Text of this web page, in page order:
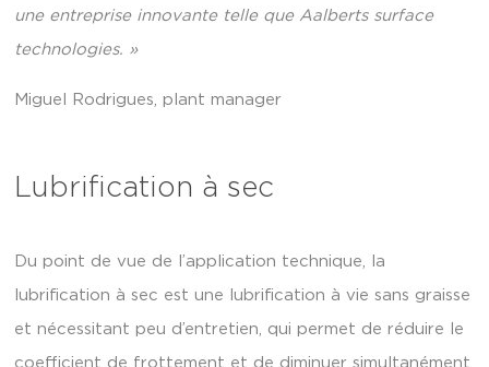
une entreprise innovante telle que Aalberts surface
technologies. »
Miguel Rodrigues, plant manager
Lubrification à sec
Du point de vue de l’application technique, la
lubrification à sec est une lubrification à vie sans graisse
et nécessitant peu d’entretien, qui permet de réduire le
coefficient de frottement et de diminuer simultanément